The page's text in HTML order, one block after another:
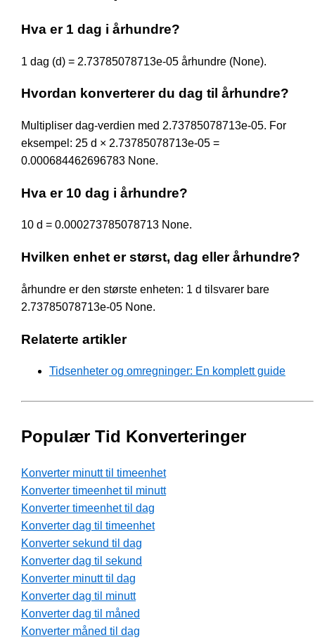
Hva er 1 dag i århundre?
1 dag (d) = 2.73785078713e-05 århundre (None).
Hvordan konverterer du dag til århundre?
Multipliser dag-verdien med 2.73785078713e-05. For
eksempel: 25 d × 2.73785078713e-05 =
0.000684462696783 None.
Hva er 10 dag i århundre?
10 d = 0.000273785078713 None.
Hvilken enhet er størst, dag eller århundre?
århundre er den største enheten: 1 d tilsvarer bare
2.73785078713e-05 None.
Relaterte artikler
Tidsenheter og omregninger: En komplett guide
Populær Tid Konverteringer
Konverter minutt til timeenhet
Konverter timeenhet til minutt
Konverter timeenhet til dag
Konverter dag til timeenhet
Konverter sekund til dag
Konverter dag til sekund
Konverter minutt til dag
Konverter dag til minutt
Konverter dag til måned
Konverter måned til dag